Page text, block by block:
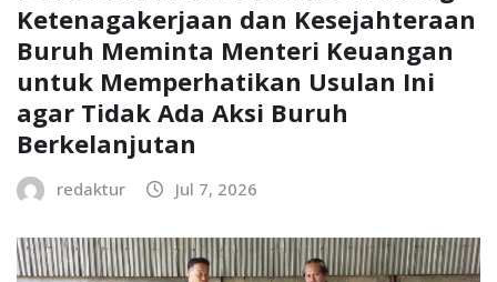
Ketenagakerjaan dan Kesejahteraan
Buruh Meminta Menteri Keuangan
untuk Memperhatikan Usulan Ini
agar Tidak Ada Aksi Buruh
Berkelanjutan
redaktur Jul 7, 2026